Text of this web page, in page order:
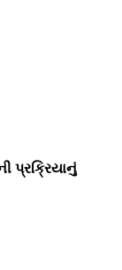
પ્રક્રિયાનું